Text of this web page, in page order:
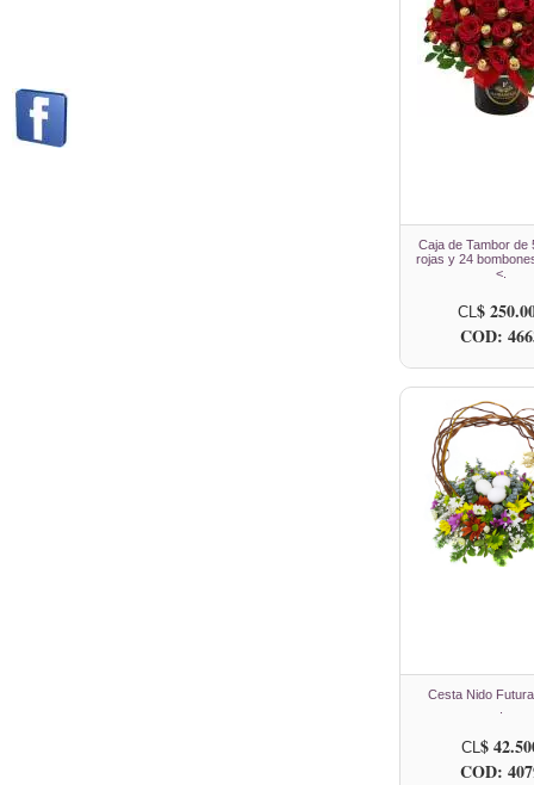
Caja de Tambor de
rojas y 24
<.
CL$
COD:
Cesta Nido
CL$
COD: